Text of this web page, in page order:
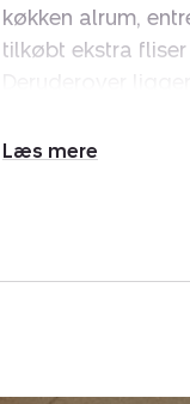
køkken alrum,
tilkøbt ekstra
ekstra varmekilde